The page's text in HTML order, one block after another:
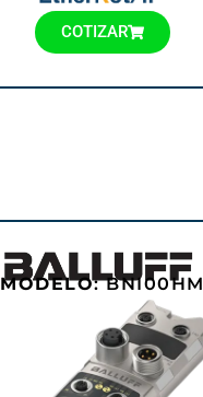
COTIZAR
MODELO: BNI00HM